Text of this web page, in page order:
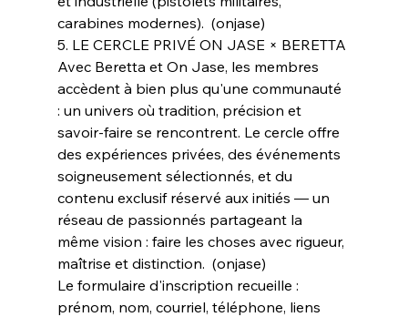
carabines modernes).  (onjase)
5. LE CERCLE PRIVÉ ON JASE × BERETTA
Avec Beretta et On Jase, les membres
accèdent à bien plus qu'une communauté
: un univers où tradition, précision et
savoir-faire se rencontrent. Le cercle offre
des expériences privées, des événements
soigneusement sélectionnés, et du
contenu exclusif réservé aux initiés — un
réseau de passionnés partageant la
même vision : faire les choses avec rigueur,
maîtrise et distinction.  (onjase)
Le formulaire d'inscription recueille :
prénom, nom, courriel, téléphone, liens